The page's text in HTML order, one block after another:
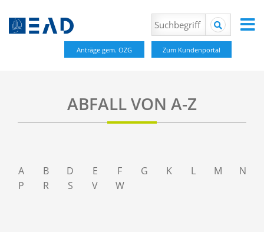
Anträge gem. OZG Zum Kundenportal
ABFALL VON A-Z
A B D E F G K L M
N
P
R S V W